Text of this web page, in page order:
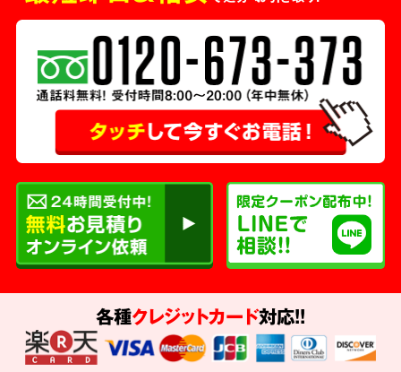
各種クレジットカード対応!!